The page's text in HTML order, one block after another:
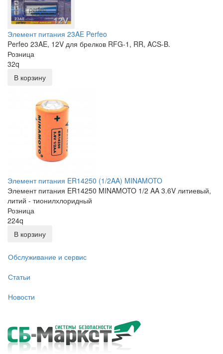
Элемент питания 23AE Perfeo
Perfeo 23AE, 12V для брелков RFG-1, RR, ACS-B.
Розница
32q
В корзину
Элемент питания ER14250 (1/2AA) MINAMOTO
Элемент питания ER14250 MINAMOTO 1/2 AA 3.6V литиевый,
литий - тионилхлоридный
Розница
224q
В корзину
Обслуживание и сервис
Статьи
Новости